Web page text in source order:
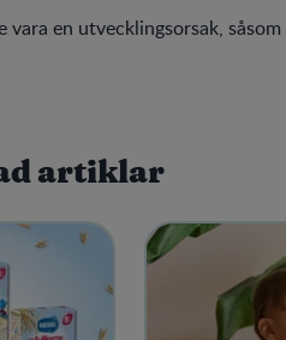
vara en utvecklingsorsak,
artiklar